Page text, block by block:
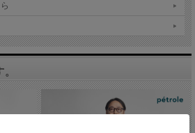
ップスケープオーディエンス)
Audienceの国産ラインが「Upscape